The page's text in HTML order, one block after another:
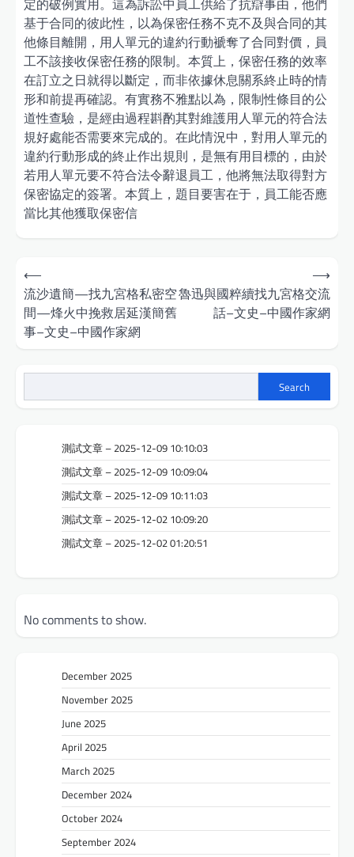
定的破例實用。這為訴訟中員工供給了抗辯事由，他們
基于合同的彼此性，以為保密任務不克不及與合同的其
他條目離開，用人單元的違約行動褫奪了合同對價，員
工不該接收保密任務的限制。本質上，保密任務的效率
在訂立之日就得以斷定，而非依據休息關系終止時的情
形和前提再確認。有實務不雅點以為，限制性條目的公
道性查驗，是經由過程斟酌其對維護用人單元的符合法
規好處能否需要來完成的。在此情況中，對用人單元的
違約行動形成的終止作出規則，是無有用目標的，由於
若用人單元要不符合法令辭退員工，他將無法取得對方
保密協定的簽署。本質上，題目要害在于，員工能否應
當比其他獲取保密信
Post
navigation
⟵
流沙遺簡—找九宮格私密空
間—烽火中挽救居延漢簡舊
事–文史–中國作家網
魯迅與國粹續找九宮格交流
話–文史–中國作家網
⟶
Search
測試文章 – 2025-12-09 10:10:03
測試文章 – 2025-12-09 10:09:04
測試文章 – 2025-12-09 10:11:03
測試文章 – 2025-12-02 10:09:20
測試文章 – 2025-12-02 01:20:51
No comments to show.
December 2025
November 2025
June 2025
April 2025
March 2025
December 2024
October 2024
September 2024